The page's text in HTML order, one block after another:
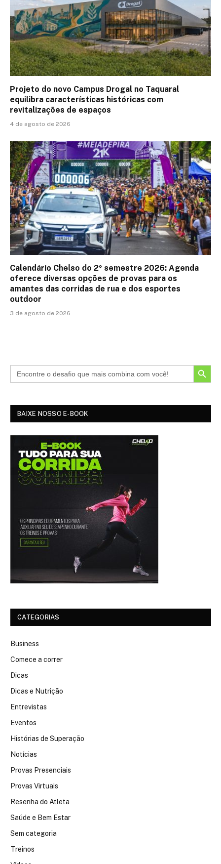
Projeto do novo Campus Drogal no Taquaral
equilibra características históricas com
revitalizações de espaços
4 de agosto de 2026
Calendário Chelso do 2º semestre 2026: Agenda
oferece diversas opções de provas para os
amantes das corridas de rua e dos esportes
outdoor
3 de agosto de 2026
SEARCH BUTTON
BAIXE NOSSO E-BOOK
CATEGORIAS
Business
Comece a correr
Dicas
Dicas e Nutrição
Entrevistas
Eventos
Histórias de Superação
Notícias
Provas Presenciais
Provas Virtuais
Resenha do Atleta
Saúde e Bem Estar
Sem categoria
Treinos